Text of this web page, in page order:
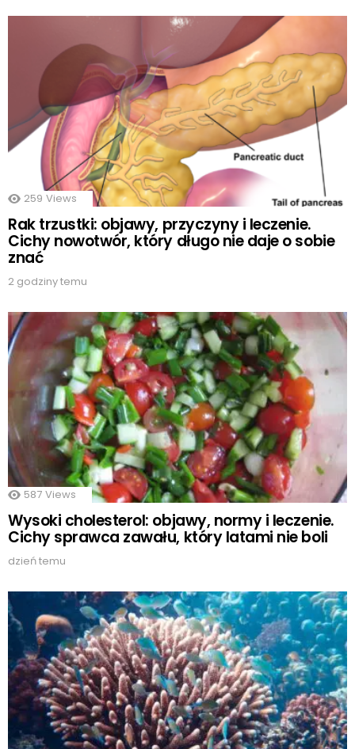
259 Views
Rak trzustki: objawy, przyczyny i leczenie.
Cichy nowotwór, który długo nie daje o sobie
znać
2 godziny temu
587 Views
Wysoki cholesterol: objawy, normy i leczenie.
Cichy sprawca zawału, który latami nie boli
dzień temu